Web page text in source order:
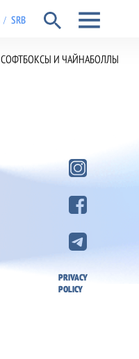
SRB
/
СОФТБОКСЫ И ЧАЙНАБОЛЛЫ
PRIVACY
POLICY